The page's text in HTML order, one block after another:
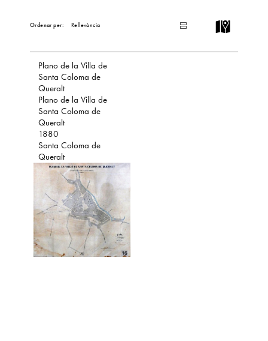
Ordenar per:
Plano de la Villa de
Santa Coloma de
Queralt
Plano de la Villa de
Santa Coloma de
Queralt
1880
Santa Coloma de
Queralt